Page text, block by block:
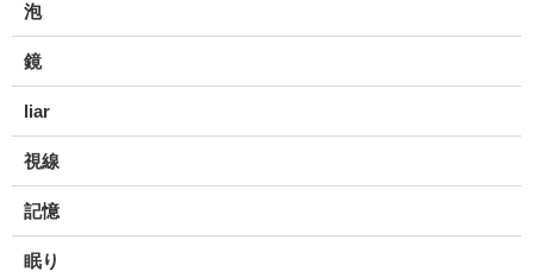
泡
鏡
liar
視線
記憶
眠り